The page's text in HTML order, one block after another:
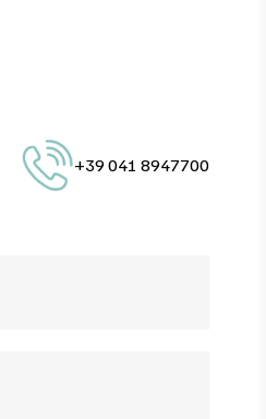
+39 041 8947700